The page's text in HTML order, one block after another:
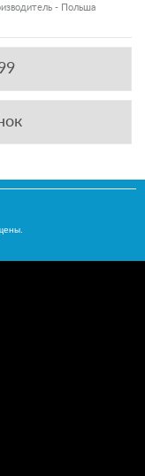
- Польша